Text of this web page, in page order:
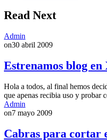
Read Next
Admin
on30 abril 2009
Estrenamos blog en
Hola a todos, al final hemos
que apenas recibia uso y
Admin
on7 mayo 2009
Cabras para cortar